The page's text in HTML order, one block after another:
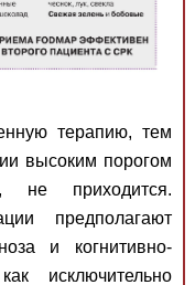
терапию, тем
высоким порогом
не приходится.
предполагают
и когнитивно-
исключительно